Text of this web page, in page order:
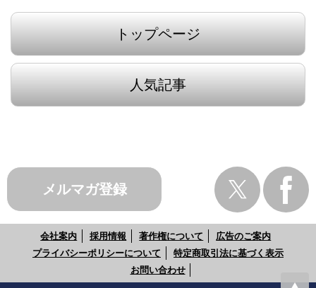
トップページ
人気記事
メルマガ登録
会社案内 採用情報 著作権について
広告のご案内
プライバシーポリシーについて
特定商取引法に基づく表示
お問い合わせ